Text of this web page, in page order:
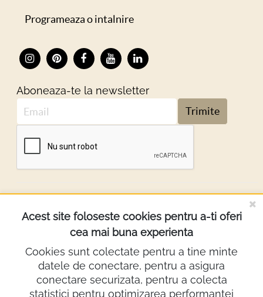
Programeaza o intalnire
Aboneaza-te la newsletter
Trimite
DESPRE NOI
INFORMATII
Contact
0722.640.103
Acest site foloseste cookies pentru a-ti oferi
cea mai buna experienta
Cookies sunt colectate pentru a tine minte
datele de conectare, pentru a asigura
conectare securizata, pentru a colecta
statistici pentru optimizarea performantei